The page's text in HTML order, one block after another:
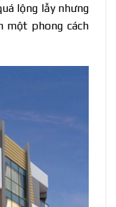
lộng lẫy nhưng
một phong cách